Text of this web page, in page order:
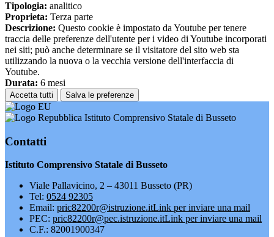
Tipologia: analitico
Proprieta: Terza parte
Descrizione: Questo cookie è impostato da Youtube per tenere
traccia delle preferenze dell'utente per i video di Youtube incorporati
nei siti; può anche determinare se il visitatore del sito web sta
utilizzando la nuova o la vecchia versione dell'interfaccia di
Youtube.
Durata: 6 mesi
Accetta tutti Salva le preferenze
Istituto Comprensivo Statale di Busseto
Contatti
Istituto Comprensivo Statale di Busseto
Viale Pallavicino, 2 – 43011 Busseto (PR)
Tel: 0524 92305
Email: pric82200r@istruzione.itLink per inviare una mail
PEC: pric82200r@pec.istruzione.itLink per inviare una mail
C.F.: 82001900347